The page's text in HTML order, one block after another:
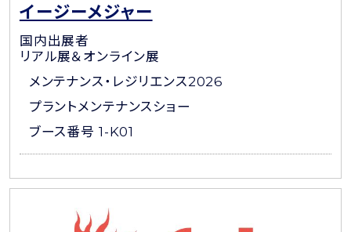
イージーメジャー
国内出展者
リアル展＆オンライン展
メンテナンス・レジリエンス2026
プラントメンテナンスショー
ブース番号 1-K01